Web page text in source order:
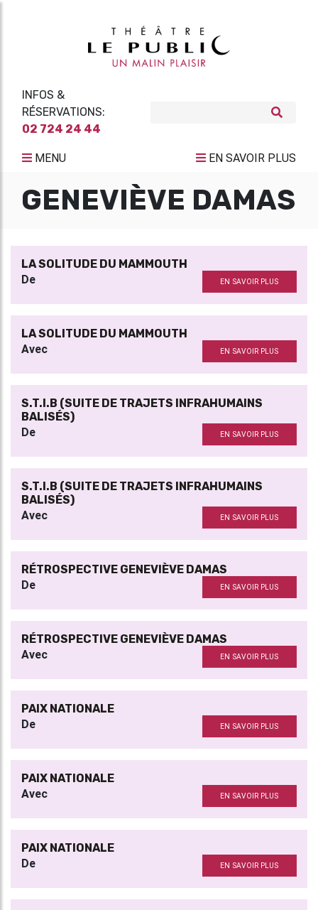
INFOS &
RÉSERVATIONS:
02 724 24 44
MENU EN SAVOIR PLUS
GENEVIÈVE DAMAS
LA SOLITUDE DU MAMMOUTH
De EN SAVOIR PLUS
LA SOLITUDE DU MAMMOUTH
Avec EN SAVOIR PLUS
S.T.I.B (SUITE DE TRAJETS INFRAHUMAINS
BALISÉS)
De EN SAVOIR PLUS
S.T.I.B (SUITE DE TRAJETS INFRAHUMAINS
BALISÉS)
Avec EN SAVOIR PLUS
RÉTROSPECTIVE GENEVIÈVE DAMAS
De EN SAVOIR PLUS
RÉTROSPECTIVE GENEVIÈVE DAMAS
Avec EN SAVOIR PLUS
PAIX NATIONALE
De EN SAVOIR PLUS
PAIX NATIONALE
Avec EN SAVOIR PLUS
PAIX NATIONALE
De EN SAVOIR PLUS